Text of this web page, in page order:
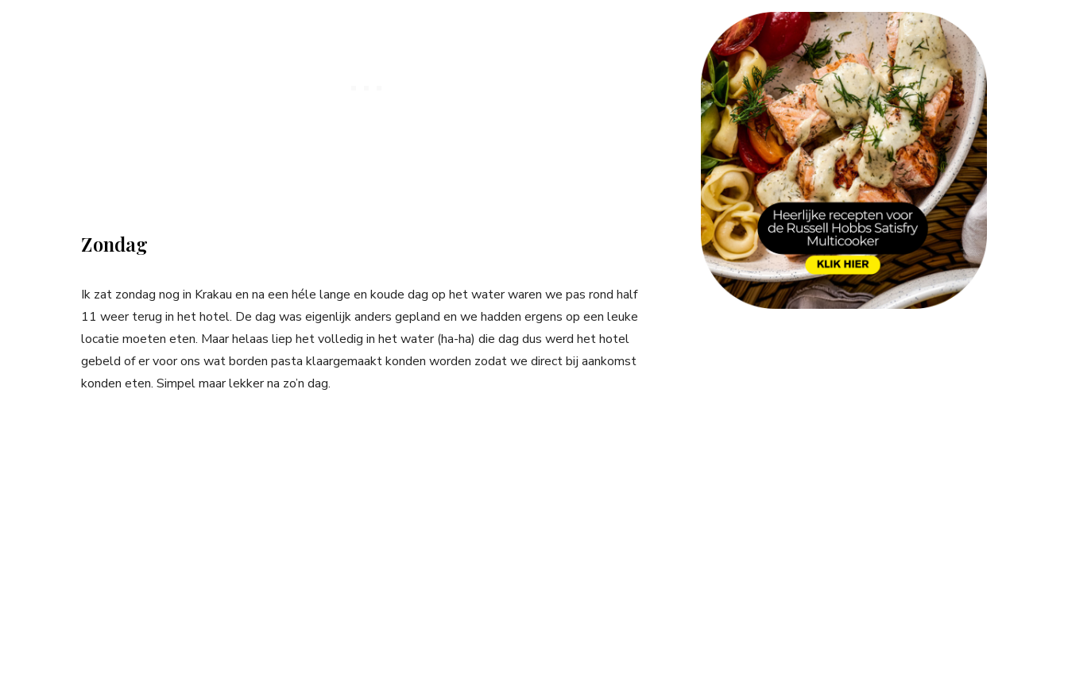
Zondag
Ik zat zondag nog in Krakau en na een héle lange en koude dag op het water waren we pas rond half
11 weer terug in het hotel. De dag was eigenlijk anders gepland en we hadden ergens op een leuke
locatie moeten eten. Maar helaas liep het volledig in het water (ha-ha) die dag dus werd het hotel
gebeld of er voor ons wat borden pasta klaargemaakt konden worden zodat we direct bij aankomst
konden eten. Simpel maar lekker na zo’n dag.